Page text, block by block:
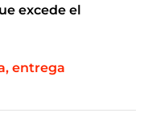
excede el
entrega